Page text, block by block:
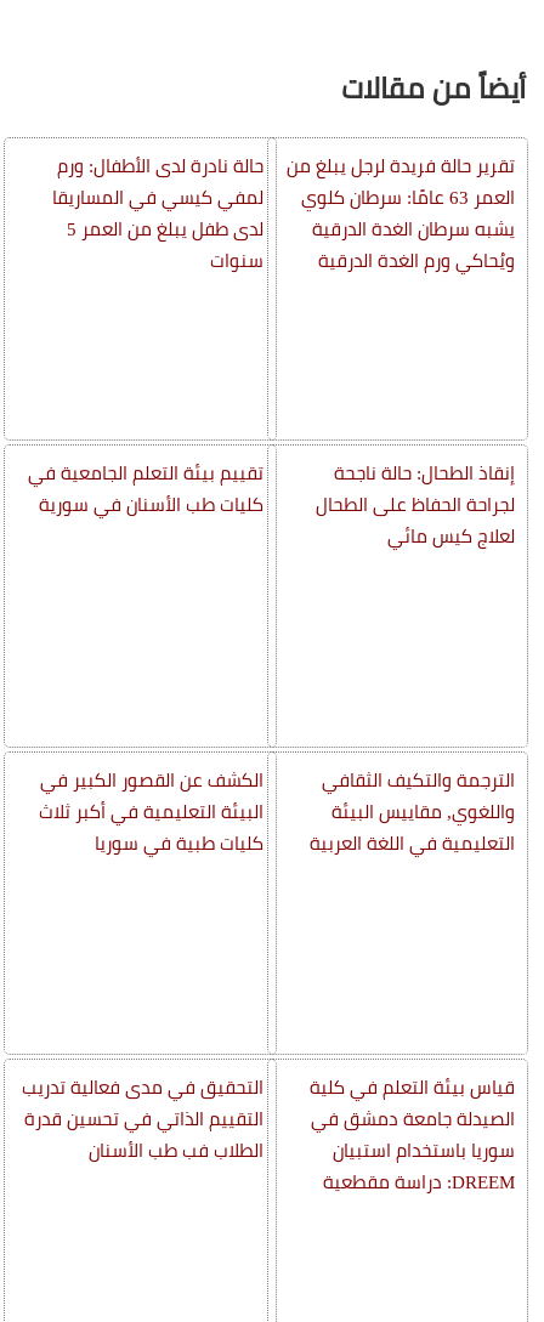
أيضاً من مقالات
تقرير حالة فريدة لرجل يبلغ من
العمر 63 عامًا: سرطان كلوي
يشبه سرطان الغدة الدرقية
ويُحاكي ورم الغدة الدرقية
إنقاذ الطحال: حالة ناجحة
لجراحة الحفاظ على الطحال
لعلاج كيس مائي
الترجمة والتكيف الثقافي
واللغوي, مقاييس البيئة
التعليمية في اللغة العربية
قياس بيئة التعلم في كلية
الصيدلة جامعة دمشق في
سوريا باستخدام استبيان
DREEM: دراسة مقطعية
حالة نادرة لدى الأطفال: ورم
لمفي كيسي في المساريقا
لدى طفل يبلغ من العمر 5
سنوات
تقييم بيئة التعلم الجامعية في
كليات طب الأسنان في سورية
الكشف عن القصور الكبير في
البيئة التعليمية في أكبر ثلاث
كليات طبية في سوريا
التحقيق في مدى فعالية تدريب
التقييم الذاتي في تحسين قدرة
الطلاب فب طب الأسنان